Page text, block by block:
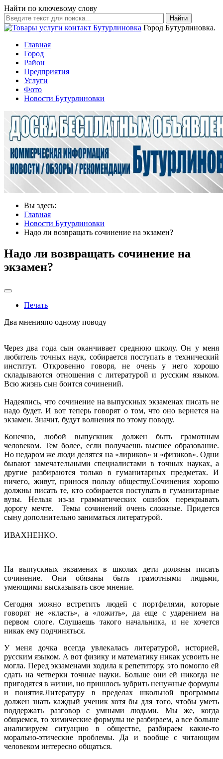
Найти по ключевому слову
Найти
Город Бутурлиновка.
Главная
Город
Район
Предприятия
Услуги
Фото
Новости Бутурлиновки
Вы здесь:
Главная
Новости Бутурлиновки
Надо ли возвращать сочинение на экзамен?
Надо ли возвращать сочинение на
экзамен?
Печать
Два мненияпо одному поводу
Через два года сын оканчивает среднюю школу. Он у меня
любитель точных наук, собирается поступать в технический
институт. Откровенно говоря, не очень у него хорошо
складываются отношения с литературой и русским языком.
Всю жизнь сын боится сочинений.
Надеялись, что сочинение на выпускных экзаменах писать не
надо будет. И вот теперь говорят о том, что оно вернется на
экзамен. Значит, будут волнения по этому поводу.
Конечно, любой выпускник должен быть грамотным
человеком. Тем более, если получаешь высшее образование.
Но недаром же люди делятся на «лириков» и «физиков». Одни
бывают замечательными специалистами в точных науках, а
другие разбираются только в гуманитарных предметах. И
ничего, живут, принося пользу обществу.Сочинения хорошо
должны писать те, кто собирается поступать в гуманитарные
вузы. Нельзя из-за грамматических ошибок перекрывать
дорогу мечте. Темы сочинений очень сложные. Придется
сыну дополнительно заниматься литературой.
ИВАХНЕНКО.
На выпускных экзаменах в школах дети должны писать
сочинение. Они обязаны быть грамотными людьми,
умеющими высказывать свое мнение.
Сегодня можно встретить людей с портфелями, которые
говорят не «класть», а «ложить», да еще с ударением на
первом слоге. Слушаешь такого начальника, и не хочется
никак ему подчиняться.
У меня дочка всегда увлекалась литературой, историей,
русским языком. А вот физику и математику никак усвоить не
могла. Перед экзаменами ходила к репетитору, это помогло ей
сдать на четверки точные науки. Больше они ей никогда не
пригодятся в жизни, но пришлось зубрить ненужные формулы
и понятия.Литературу в пределах школьной программы
должен знать каждый ученик хотя бы для того, чтобы уметь
поддержать разговор с умными людьми. Мы же, когда
общаемся, то химические формулы не разбираем, а все больше
анализируем ситуацию в обществе, разбираем какие-то
морально-этические проблемы. Да и вообще с читающим
человеком интересно общаться.